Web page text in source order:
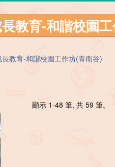
教育-和諧校園
教育-和諧校園工作坊(青衛谷)
顯示 1-48 筆, 共 59 筆。